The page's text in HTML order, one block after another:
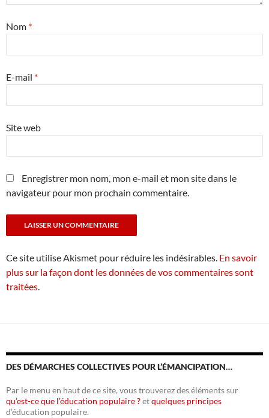
Nom *
E-mail *
Site web
Enregistrer mon nom, mon e-mail et mon site dans le
navigateur pour mon prochain commentaire.
Ce site utilise Akismet pour réduire les indésirables. En savoir
plus sur la façon dont les données de vos commentaires sont
traitées.
DES DÉMARCHES COLLECTIVES POUR L’ÉMANCIPATION…
Par le menu en haut de ce site, vous trouverez des éléments sur
qu’est-ce que l’éducation populaire ?etquelques principes
d’éducation populaire.